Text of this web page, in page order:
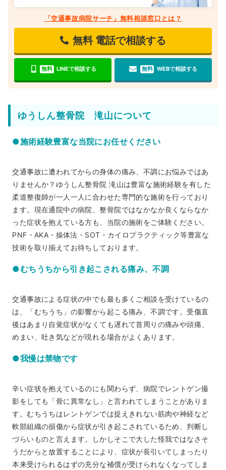
「交通事故病院サーチ」無料相談窓口とは？
無料 電話で相談する
無料 LINEで相談する 無料 WEBで相談する
ゆうしん整骨院 滝山について
●施術経験豊富な当院にお任せください
交通事故に遭われてからの身体の痛み、不調にお悩みではあ
りませんか？ゆうしん整骨院 滝山は豊富な施術経験を有した
柔道整復師が一人一人に合わせた専門的な施術を行っており
ます。現在通院中の病院、整骨院ではなかなか良くならなか
った症状を抱えている方も、当院の施術をご体験ください。
PNF・AKA・操体法・SOT・カイロプラクティック等豊富な
技術を取り揃えてお待ちしております。
●むちうちから引き起こされる痛み、不調
交通事故による症状の中でも最も多くご相談を受けているの
は、「むちうち」の影響から起こる痛み、不調です。受傷直
後はあまり自覚症状がなくても遅れて首周りの痛みや頭痛、
めまい、吐き気などが現れる場合がよくあります。
●我慢は禁物です
辛い症状を抱えているのにも関わらず、病院でレントゲン撮
影をしても「骨に異常なし」と言われてしまうことがありま
す。むちうちはレントゲンでは捉えきれない筋肉や神経など
軟部組織の損傷から症状が引き起こされているため、判断し
づらいものと言えます。しかしそこで大した怪我ではなさそ
うだからと放置することにより、症状が長引いてしまったり
本来受けられるはずの充分な補償が受けられなくなってしま